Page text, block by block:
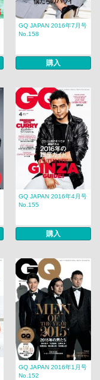
GQ JAPAN 2016年7月号
No.158
購入
GQ JAPAN 2016年4月号
No.155
購入
GQ JAPAN 2016年1月号
No.152